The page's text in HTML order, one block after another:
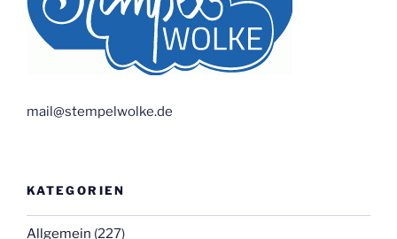
mail@stempelwolke.de
KATEGORIEN
Allgemein (227)